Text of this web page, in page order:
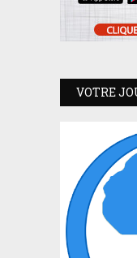
VOTRE